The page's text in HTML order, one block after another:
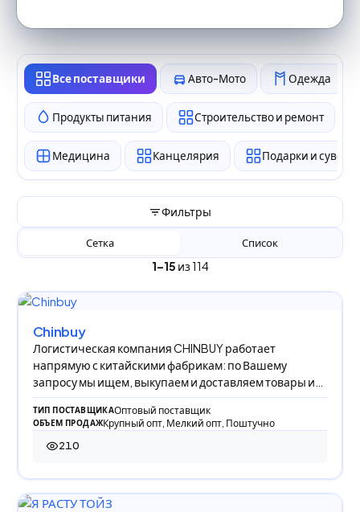
Все поставщики Авто-Мото Одежда
Продукты питания Строительство и ремонт
Медицина Канцелярия Подарки и
Фильтры
1–15 из 114
Сетка Список
Chinbuy
Логистическая компания CHINBUY работает
напрямую с китайскими фабрикам: по Вашему
запросу мы ищем, выкупаем и доставляем товары из
Китая в Р
ТИП ПОСТАВЩИКАОптовый поставщик
ОБЪЕМ ПРОДАЖКрупный опт, Мелкий опт, Поштучно
210
210 просмотров